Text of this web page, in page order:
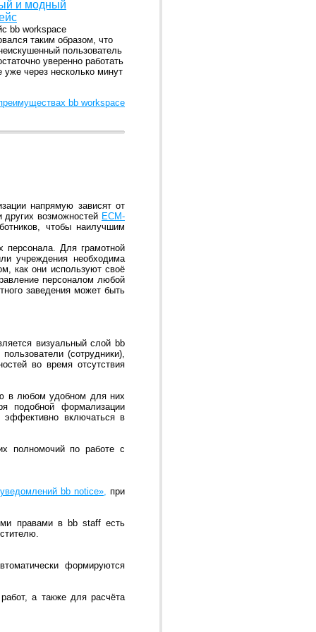
и модный
bb workspace
таким образом, что
пользователь
уверенно работать
уже через несколько минут
bb workspace
напрямую зависят от
возможностей ECM-
чтобы наилучшим
персонала. Для грамотной
учреждения необходима
как они используют своё
персоналом любой
заведения может быть
визуальный слой bb
(сотрудники),
во время отсутствия
в любом удобном для них
подобной формализации
эффективно включаться в
полномочий по работе с
bb notice», при
правами в bb staff есть
формируются
а также для расчёта